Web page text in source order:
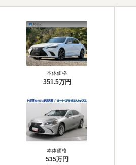
本体価格
351.5万円
本体価格
535万円